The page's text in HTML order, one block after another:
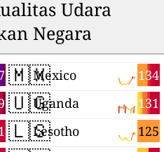
Udara
Negara
🇲🇽 134
Mexico
🇺🇬 131
Uganda
🇱🇸 125
Lesotho